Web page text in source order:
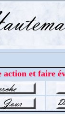
action et faire